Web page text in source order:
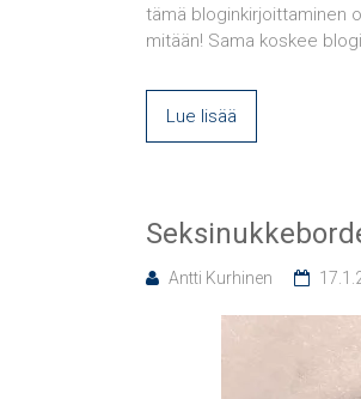
tämä bloginkirjoittaminen
mitään! Sama koskee
Lue lisää
Antti Kurhinen